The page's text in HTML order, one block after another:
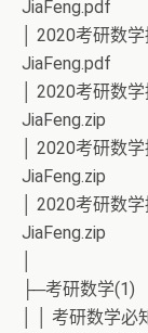
JiaFeng.pdf
│ 2020考研数
JiaFeng.pdf
│ 2020考研数
JiaFeng.zip
│ 2020考研数
JiaFeng.zip
│ 2020考研数
JiaFeng.zip
├─考研数学(1)
│ │ 考研数学